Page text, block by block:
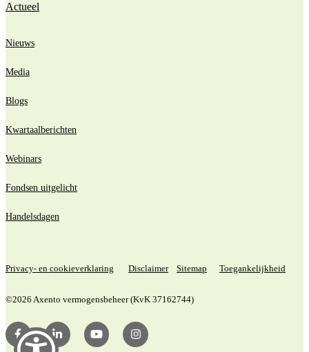
Actueel
Nieuws
Media
Blogs
Kwartaalberichten
Webinars
Fondsen uitgelicht
Handelsdagen
Privacy- en cookieverklaring Disclaimer Sitemap Toegankelijkheid
©2026 Axento vermogensbeheer (KvK 37162744)